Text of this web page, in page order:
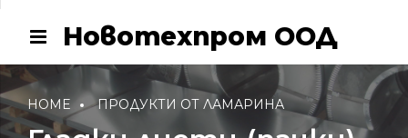
Новотехпром ООД
HOME ПРОДУКТИ ОТ ЛАМАРИНА